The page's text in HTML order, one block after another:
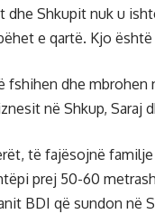
dhe Shkupit nuk u
e qartë. Kjo
dhe mbrohen
në Shkup, Saraj
të fajësojnë
prej 50-60
BDI që sundon në